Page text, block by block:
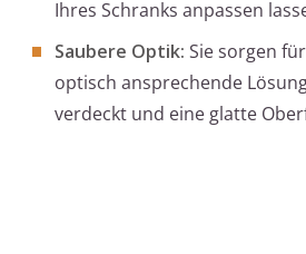
Ihres Schranks anpassen
Saubere Optik: Sie sorgen
optisch ansprechende
verdeckt und eine glatte